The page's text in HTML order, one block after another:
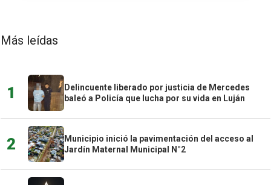
Más leídas
1
Delincuente liberado por justicia de Mercedes
baleó a Policía que lucha por su vida en Luján
2
Municipio inició la pavimentación del acceso al
Jardín Maternal Municipal N°2